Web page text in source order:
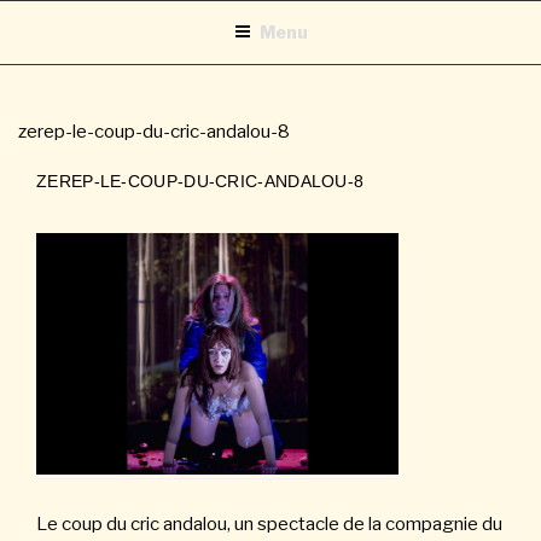
contenu
Menu
zerep-le-coup-du-cric-andalou-8
ZEREP-LE-COUP-DU-CRIC-ANDALOU-8
Le coup du cric andalou, un spectacle de la compagnie du